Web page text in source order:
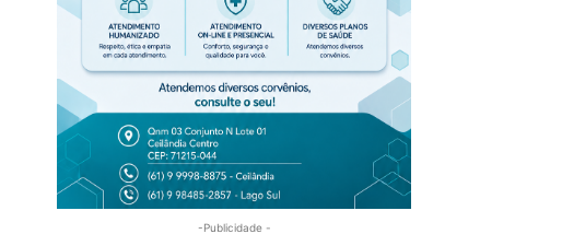
-Publicidade -